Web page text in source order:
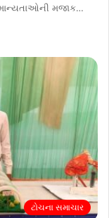
માન્યતાઓની મજાક…
ટોચના સમાચાર